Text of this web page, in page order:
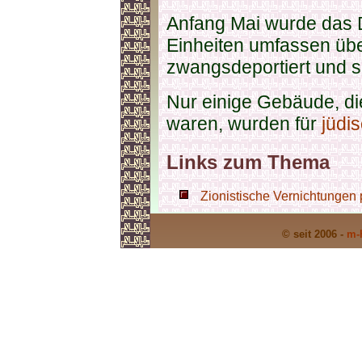
Anfang Mai wurde das
Einheiten umfassen
zwangsdeportiert und
Nur einige Gebäude,
waren, wurden für
Links zum Thema
Zionistische Vernichtungen
© seit 2006 -